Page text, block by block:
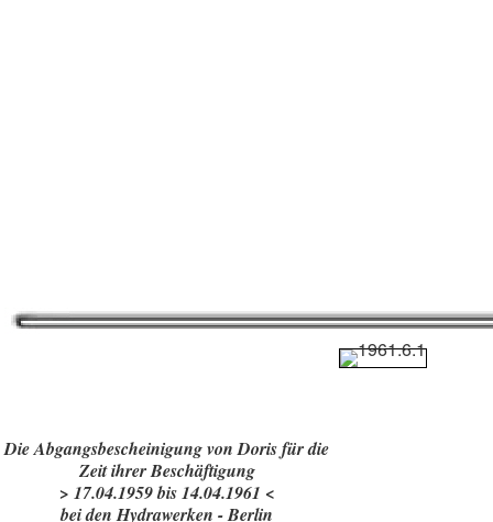
Die Abgangsbescheinigung von Doris für die
Zeit ihrer Beschäftigung
> 17.04.1959 bis 14.04.1961 <
bei den Hydrawerken - Berlin